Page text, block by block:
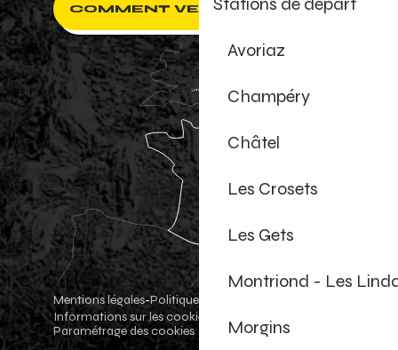
Avoriaz
Champéry
Châtel
Les Crosets
Les Gets
Montriond - Les
Morgins
COMMENT VENIR ?
Mentions légales-Politique de confidentialité
Informations sur les cookies
Paramétrage des cookies